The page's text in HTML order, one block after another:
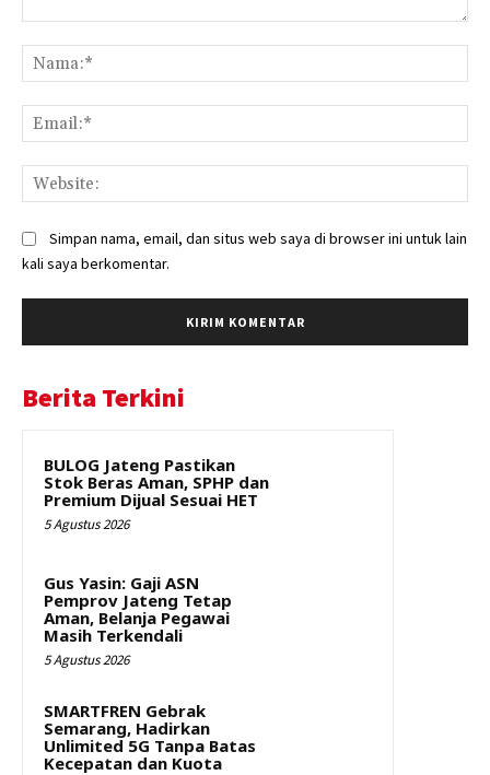
Simpan nama, email, dan situs web saya di browser ini untuk lain
kali saya berkomentar.
Berita Terkini
BULOG Jateng Pastikan
Stok Beras Aman, SPHP dan
Premium Dijual Sesuai HET
5 Agustus 2026
Gus Yasin: Gaji ASN
Pemprov Jateng Tetap
Aman, Belanja Pegawai
Masih Terkendali
5 Agustus 2026
SMARTFREN Gebrak
Semarang, Hadirkan
Unlimited 5G Tanpa Batas
Kecepatan dan Kuota